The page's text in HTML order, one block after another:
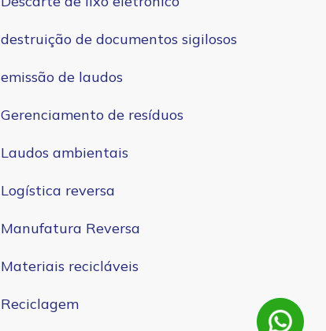
destruição de documentos sigilosos
emissão de laudos
Gerenciamento de resíduos
Laudos ambientais
Logística reversa
Manufatura Reversa
Materiais recicláveis
Reciclagem